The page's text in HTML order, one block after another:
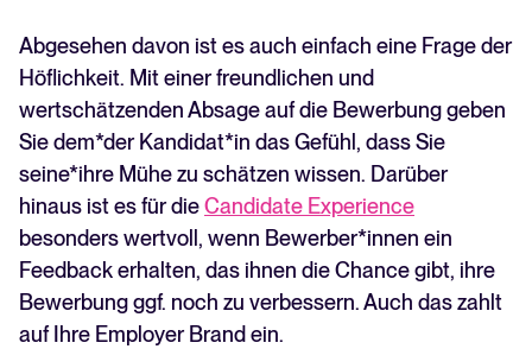
Abgesehen davon ist es auch einfach eine Frage der
Höflichkeit. Mit einer freundlichen und
wertschätzenden Absage auf die Bewerbung geben
Sie dem*der Kandidat*in das Gefühl, dass Sie
seine*ihre Mühe zu schätzen wissen. Darüber
hinaus ist es für dieCandidate Experience
besonders wertvoll, wenn Bewerber*innen ein
Feedback erhalten, das ihnen die Chance gibt, ihre
Bewerbung ggf. noch zu verbessern. Auch das zahlt
auf Ihre Employer Brand ein.